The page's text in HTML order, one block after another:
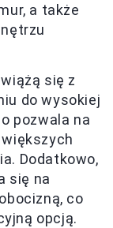
a także
się z
do wysokiej
pozwala na
Dodatkowo,
się na
co
opcją.